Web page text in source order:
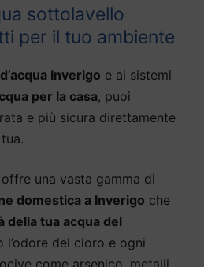
sottolavello
per il tuo ambiente
Inverigo e ai sistemi
per la casa, puoi
e più sicura direttamente
una vasta gamma di
domestica a Inverigo che
della tua acqua del
l’odore del cloro e ogni
come arsenico, metalli